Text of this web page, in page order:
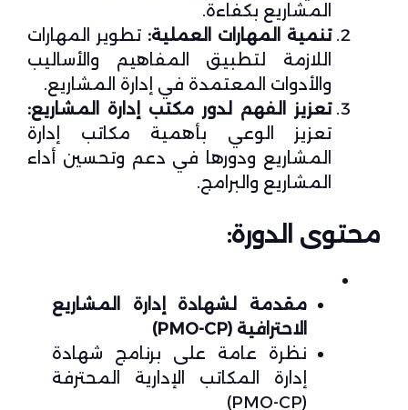
المشاريع بكفاءة.
تنمية المهارات العملية: تطوير المهارات
اللازمة لتطبيق المفاهيم والأساليب
والأدوات المعتمدة في إدارة المشاريع.
تعزيز الفهم لدور مكتب إدارة المشاريع:
تعزيز الوعي بأهمية مكاتب إدارة
المشاريع ودورها في دعم وتحسين أداء
المشاريع والبرامج.
محتوى الدورة:
مقدمة لشهادة إدارة المشاريع
الاحترافية (PMO-CP)
نظرة عامة على برنامج شهادة
إدارة المكاتب الإدارية المحترفة
(PMO-CP)